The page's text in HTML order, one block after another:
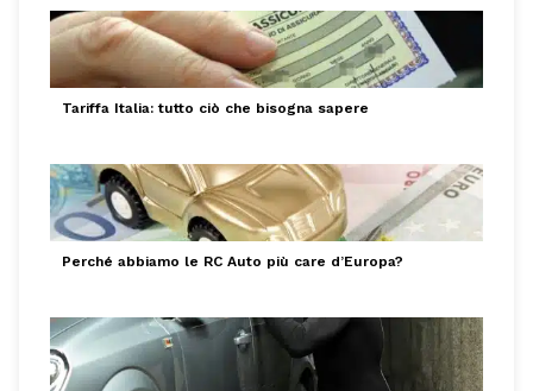
Tariffa Italia: tutto ciò che bisogna sapere
Perché abbiamo le RC Auto più care d’Europa?